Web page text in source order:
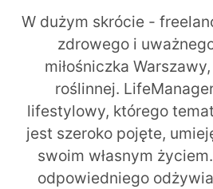
W dużym skrócie -
zdrowego i
miłośniczka
roślinnej.
lifestylowy, którego
jest szeroko pojęte,
swoim własnym
odpowiedniego